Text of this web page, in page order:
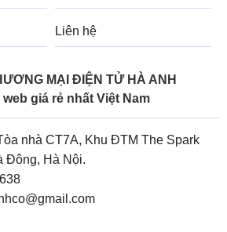
Liên hệ
MẠI ĐIỆN TỬ HÀ ANH
giá rẻ nhất Việt Nam
nhà CT7A, Khu ĐTM The Spark
Đông, Hà Nội.